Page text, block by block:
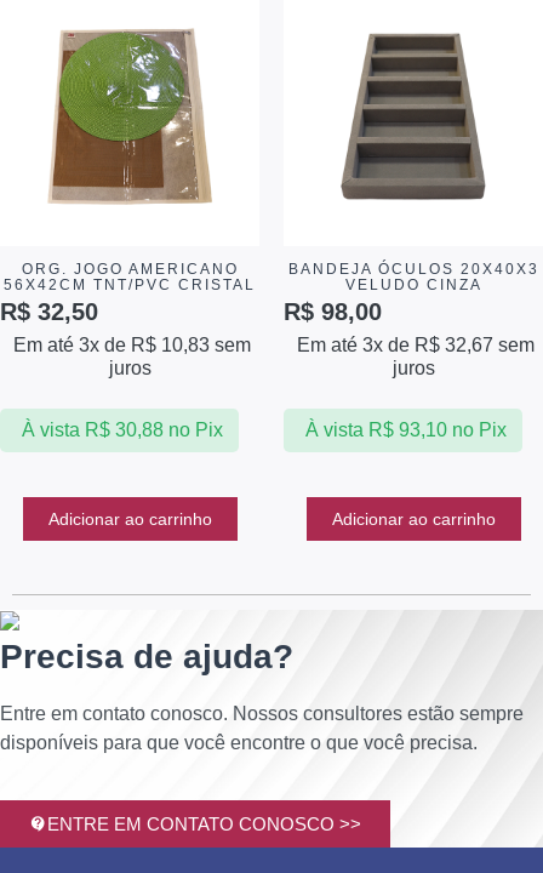
ORG. JOGO AMERICANO
56X42CM TNT/PVC CRISTAL
R$ 32,50
Em até 3x de R$ 10,83 sem
juros
À vista R$30,88 no Pix
Adicionar ao carrinho
BANDEJA ÓCULOS 20X40X3
VELUDO CINZA
R$ 98,00
Em até 3x de R$ 32,67 sem
juros
À vista R$93,10 no Pix
Adicionar ao carrinho
Precisa de ajuda?
Entre em contato conosco. Nossos consultores estão sempre
disponíveis para que você encontre o que você precisa.
ENTRE EM CONTATO CONOSCO >>